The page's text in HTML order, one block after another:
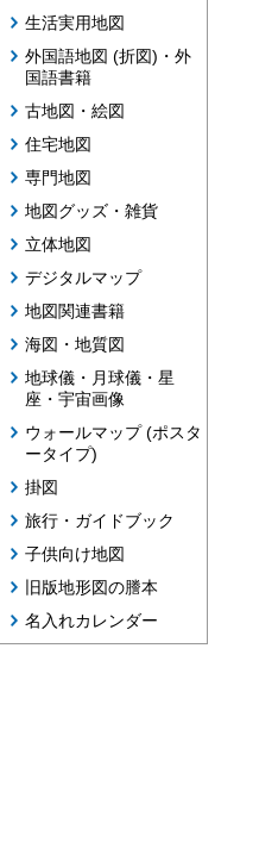
生活実用地図
外国語地図 (折図)・外
国語書籍
古地図・絵図
住宅地図
専門地図
地図グッズ・雑貨
立体地図
デジタルマップ
地図関連書籍
海図・地質図
地球儀・月球儀・星
座・宇宙画像
ウォールマップ (ポスタ
ータイプ)
掛図
旅行・ガイドブック
子供向け地図
旧版地形図の謄本
名入れカレンダー